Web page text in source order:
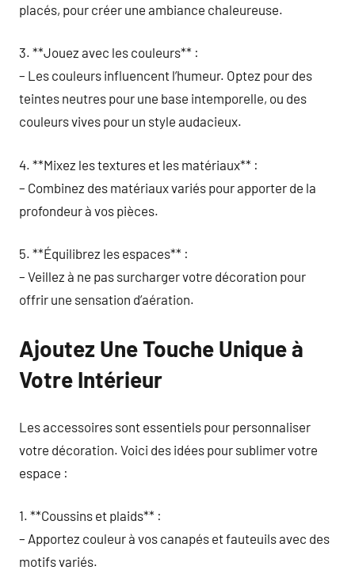
placés, pour créer une ambiance chaleureuse.
3. **Jouez avec les couleurs** :
– Les couleurs influencent l’humeur. Optez pour des
teintes neutres pour une base intemporelle, ou des
couleurs vives pour un style audacieux.
4. **Mixez les textures et les matériaux** :
– Combinez des matériaux variés pour apporter de la
profondeur à vos pièces.
5. **Équilibrez les espaces** :
– Veillez à ne pas surcharger votre décoration pour
offrir une sensation d’aération.
Ajoutez Une Touche Unique à
Votre Intérieur
Les accessoires sont essentiels pour personnaliser
votre décoration. Voici des idées pour sublimer votre
espace :
1. **Coussins et plaids** :
– Apportez couleur à vos canapés et fauteuils avec des
motifs variés.